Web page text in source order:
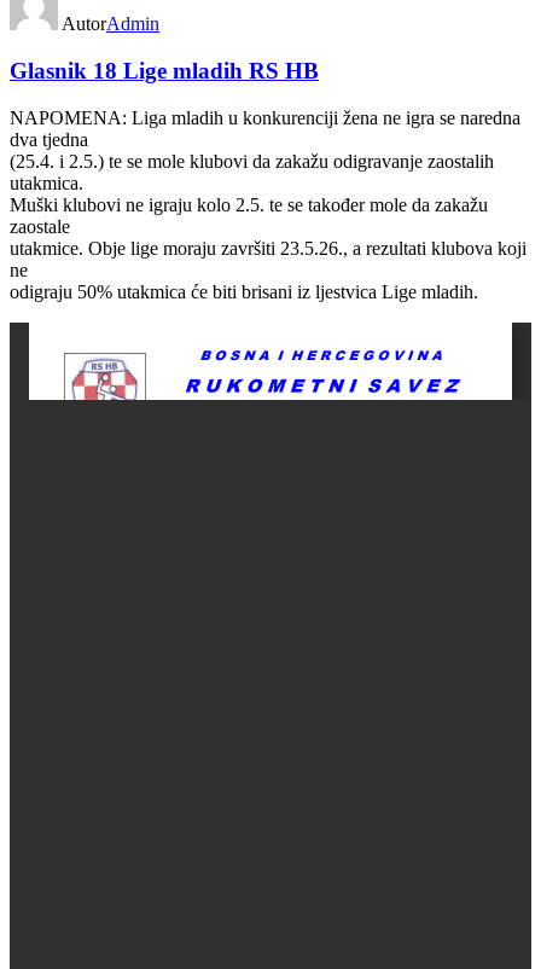
AutorAdmin
Glasnik 18 Lige mladih RS HB
NAPOMENA: Liga mladih u konkurenciji žena ne igra se naredna
dva tjedna
(25.4. i 2.5.) te se mole klubovi da zakažu odigravanje zaostalih
utakmica.
Muški klubovi ne igraju kolo 2.5. te se također mole da zakažu
zaostale
utakmice. Obje lige moraju završiti 23.5.26., a rezultati klubova koji
ne
odigraju 50% utakmica će biti brisani iz ljestvica Lige mladih.